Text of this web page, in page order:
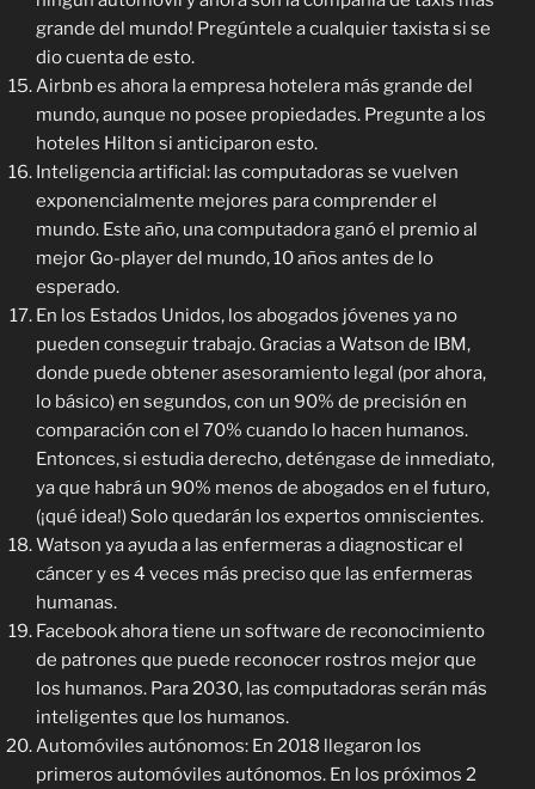
grande del mundo! Pregúntele a cualquier taxista si se
dio cuenta de esto.
Airbnb es ahora la empresa hotelera más grande del
mundo, aunque no posee propiedades. Pregunte a los
hoteles Hilton si anticiparon esto.
Inteligencia artificial: las computadoras se vuelven
exponencialmente mejores para comprender el
mundo. Este año, una computadora ganó el premio al
mejor Go-player del mundo, 10 años antes de lo
esperado.
En los Estados Unidos, los abogados jóvenes ya no
pueden conseguir trabajo. Gracias a Watson de IBM,
donde puede obtener asesoramiento legal (por ahora,
lo básico) en segundos, con un 90% de precisión en
comparación con el 70% cuando lo hacen humanos.
Entonces, si estudia derecho, deténgase de inmediato,
ya que habrá un 90% menos de abogados en el futuro,
(¡qué idea!) Solo quedarán los expertos omniscientes.
Watson ya ayuda a las enfermeras a diagnosticar el
cáncer y es 4 veces más preciso que las enfermeras
humanas.
Facebook ahora tiene un software de reconocimiento
de patrones que puede reconocer rostros mejor que
los humanos. Para 2030, las computadoras serán más
inteligentes que los humanos.
Automóviles autónomos: En 2018 llegaron los
primeros automóviles autónomos. En los próximos 2